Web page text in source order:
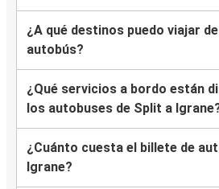
¿A qué destinos puedo viajar
autobús?
¿Qué servicios a bordo están
los autobuses de Split a
¿Cuánto cuesta el billete de
Igrane?